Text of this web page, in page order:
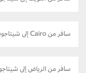
سافر من Cairo إلى شيتاجونج
سافر من الرياض إلى شيتاجونج